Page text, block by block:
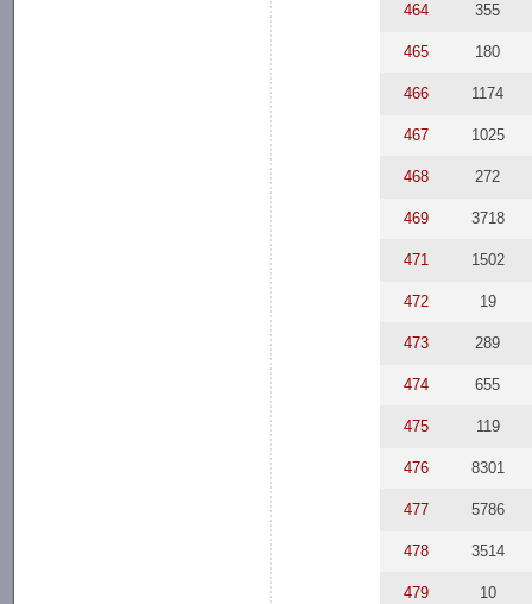
464 355
465 180
466 1174
467 1025
468 272
469 3718
471 1502
472 19
473 289
474 655
475 119
476 8301
477 5786
478 3514
479 10